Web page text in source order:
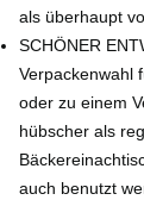
als überhaupt
SCHÖNER
Verpackenwahl
oder zu einem
hübscher als
auch benutzt